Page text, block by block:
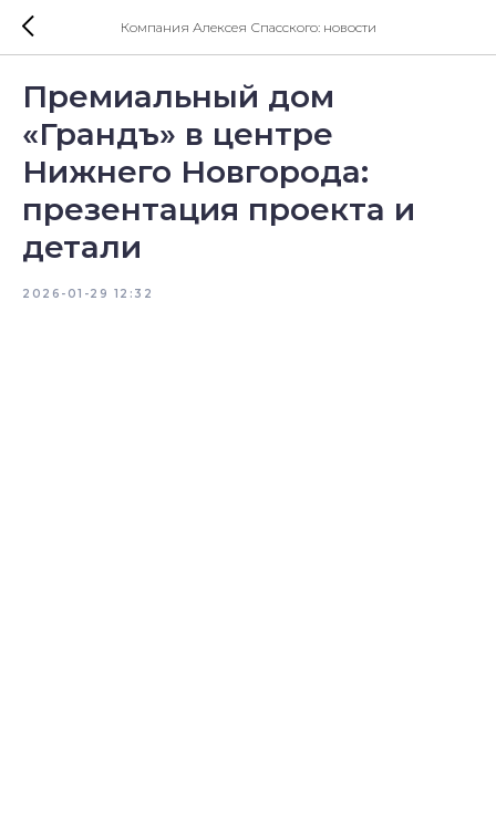
Компания Алексея Спасского: новости
Премиальный дом
«Грандъ» в центре
Нижнего Новгорода:
презентация проекта и
детали
2026-01-29 12:32